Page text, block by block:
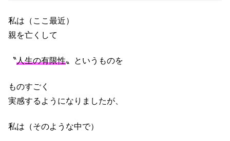
私は（ここ最近）
親を亡くして
〝人生の有限性〟というものを
ものすごく
実感するようになりましたが、
私は（そのような中で）